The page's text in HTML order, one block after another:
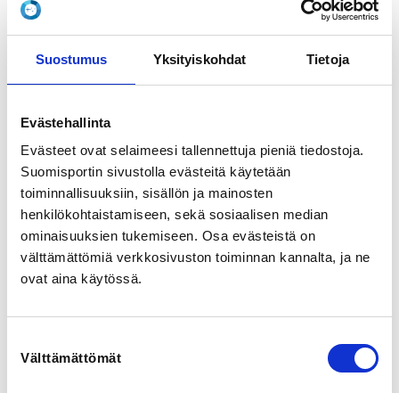
Suostumus Yksityiskohdat Tietoja
Evästehallinta
Evästeet ovat selaimeesi tallennettuja pieniä tiedostoja.
Suomisportin sivustolla evästeitä käytetään
toiminnallisuuksiin, sisällön ja mainosten
henkilökohtaistamiseen, sekä sosiaalisen median
ominaisuuksien tukemiseen. Osa evästeistä on
välttämättömiä verkkosivuston toiminnan kannalta, ja ne
ovat aina käytössä.
valinta
Välttämättömät
barn, som genom målrelaterade lekar utifrån barnets
egna förutsättningar lär sig de elementära grunderna i
Verksamheten innehåller roliga, utmanande och
Mål: simma 50 m crawl & 25 m rygg.
Tränar en dag per vecka i motionsbassängens grunda
del tisdag kl.18.00-19.00
Start: vecka 35